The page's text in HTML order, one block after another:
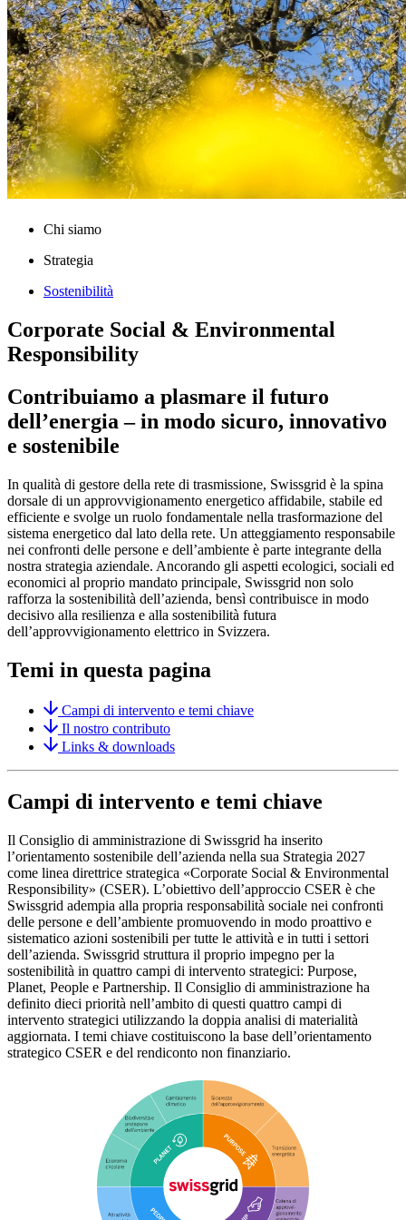
Chi siamo
Strategia
Sostenibilità
Corporate Social & Environmental
Responsibility
Contribuiamo a plasmare il futuro
dell’energia – in modo sicuro, innovativo
e sostenibile
In qualità di gestore della rete di trasmissione, Swissgrid è la spina
dorsale di un approvvigionamento energetico affidabile, stabile ed
efficiente e svolge un ruolo fondamentale nella trasformazione del
sistema energetico dal lato della rete. Un atteggiamento responsabile
nei confronti delle persone e dell’ambiente è parte integrante della
nostra strategia aziendale. Ancorando gli aspetti ecologici, sociali ed
economici al proprio mandato principale, Swissgrid non solo
rafforza la sostenibilità dell’azienda, bensì contribuisce in modo
decisivo alla resilienza e alla sostenibilità futura
dell’approvvigionamento elettrico in Svizzera.
Temi in questa pagina
Campi di intervento e temi chiave
Il nostro contributo
Links & downloads
Campi di intervento e temi chiave
Il Consiglio di amministrazione di Swissgrid ha inserito
l’orientamento sostenibile dell’azienda nella sua Strategia 2027
come linea direttrice strategica «Corporate Social & Environmental
Responsibility» (CSER). L’obiettivo dell’approccio CSER è che
Swissgrid adempia alla propria responsabilità sociale nei confronti
delle persone e dell’ambiente promuovendo in modo proattivo e
sistematico azioni sostenibili per tutte le attività e in tutti i settori
dell’azienda. Swissgrid struttura il proprio impegno per la
sostenibilità in quattro campi di intervento strategici: Purpose,
Planet, People e Partnership. Il Consiglio di amministrazione ha
definito dieci priorità nell’ambito di questi quattro campi di
intervento strategici utilizzando la doppia analisi di materialità
aggiornata. I temi chiave costituiscono la base dell’orientamento
strategico CSER e del rendiconto non finanziario.